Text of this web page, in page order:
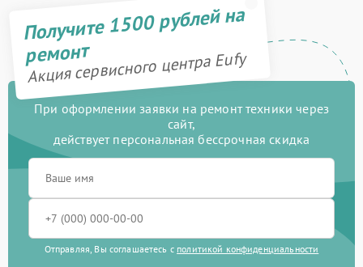
Получите 1500 рублей на
ремонт
Акция сервисного центра Eufy
При оформлении заявки на ремонт техники через
сайт,
действует персональная бессрочная скидка
Отправляя, Вы соглашаетесь с политикой конфиденциальности